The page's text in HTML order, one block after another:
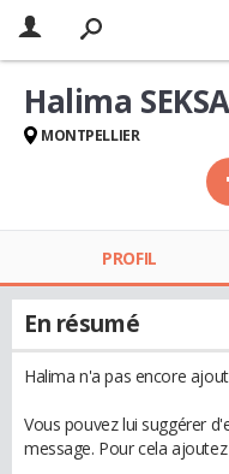
Halima
MONTPELLIER
PROFIL
En résumé
Halima n'a pas encore
Vous pouvez lui suggérer
message. Pour cela